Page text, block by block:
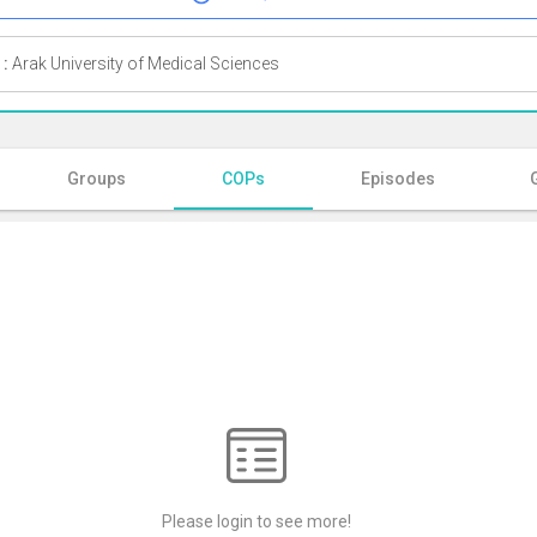
Arak University of Medical Sciences
Groups COPs Episodes
Please login to see more!